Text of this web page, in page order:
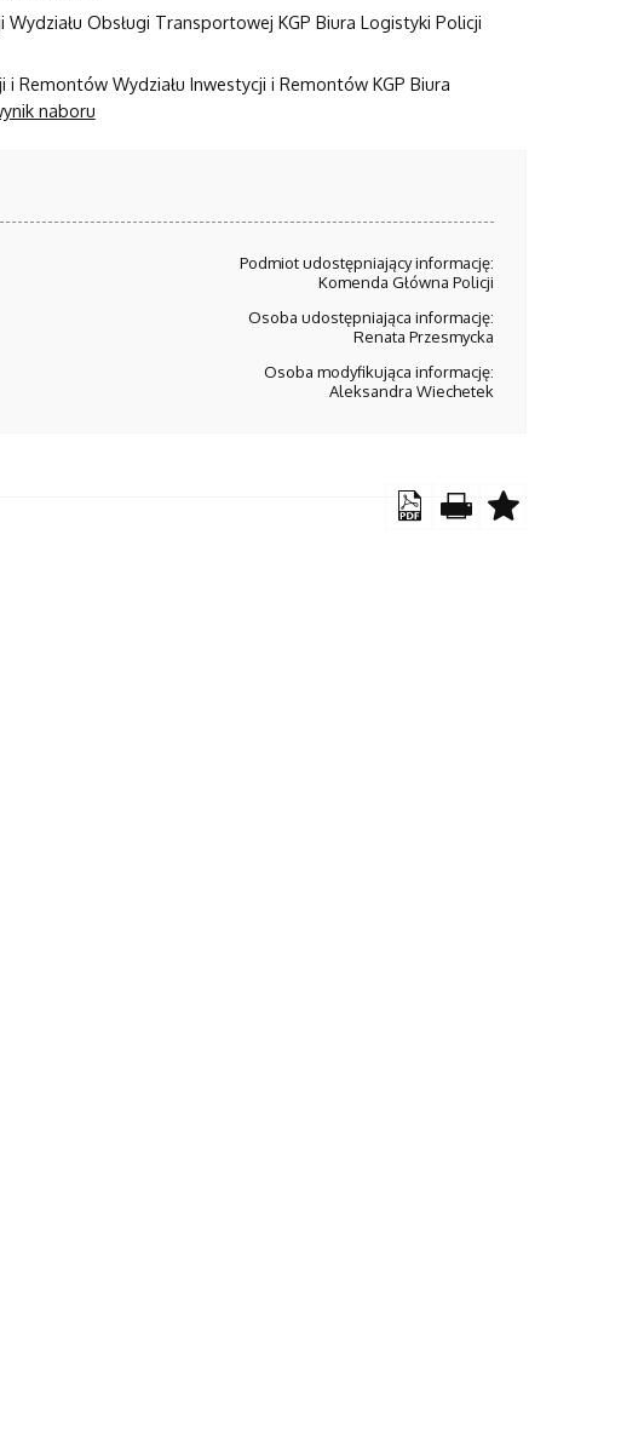
Obsługi Transportowej KGP Biura Logistyki Policji
Remontów Wydziału Inwestycji i Remontów KGP Biura
naboru
Podmiot udostępniający informację:
Komenda Główna Policji
Osoba udostępniająca informację:
Renata Przesmycka
Osoba modyfikująca informację:
Aleksandra Wiechetek